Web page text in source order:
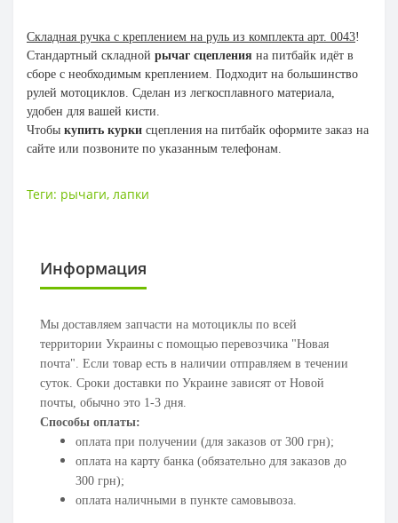
Складная ручка с креплением на руль из комплекта арт. 0043!
Стандартный складной рычаг сцепления на питбайк идёт в
сборе с необходимым креплением. Подходит на большинство
рулей мотоциклов. Сделан из легкосплавного материала,
удобен для вашей кисти.
Чтобы купить курки сцепления на питбайк оформите заказ на
сайте или позвоните по указанным телефонам.
Теги: рычаги, лапки
Информация
Мы доставляем запчасти на мотоциклы по всей
территории Украины с помощью перевозчика "Новая
почта". Если товар есть в наличии отправляем в течении
суток. Сроки доставки по Украине зависят от Новой
почты, обычно это 1-3 дня.
Способы оплаты:
оплата при получении (для заказов от 300 грн);
оплата на карту банка (обязательно для заказов до
300 грн);
оплата наличными в пункте самовывоза.